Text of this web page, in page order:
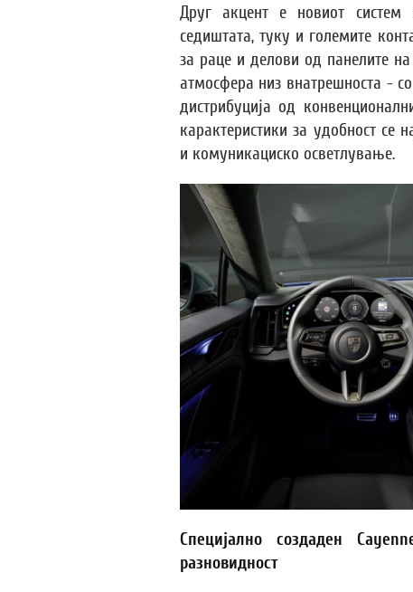
Друг акцент е новиот
седиштата, туку и големите
за раце и делови од панелите на
атмосфера низ внатрешноста -
дистрибуција од
карактеристики за удобност се
и комуникациско осветлување.
Специјално создаден
разновидност